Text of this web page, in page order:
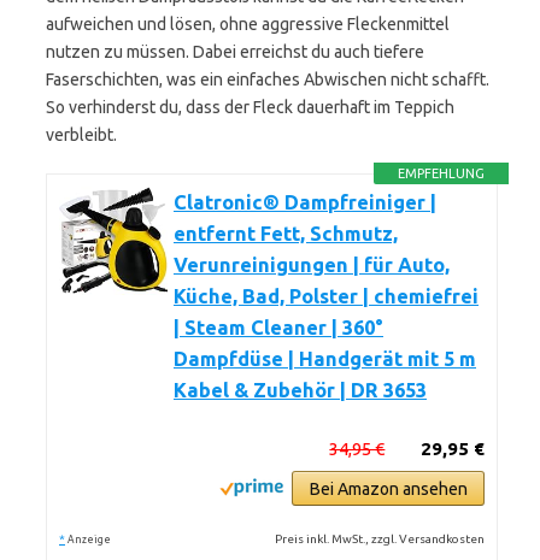
aufweichen und lösen, ohne aggressive Fleckenmittel
nutzen zu müssen. Dabei erreichst du auch tiefere
Faserschichten, was ein einfaches Abwischen nicht schafft.
So verhinderst du, dass der Fleck dauerhaft im Teppich
verbleibt.
EMPFEHLUNG
Clatronic® Dampfreiniger |
entfernt Fett, Schmutz,
Verunreinigungen | für Auto,
Küche, Bad, Polster | chemiefrei
| Steam Cleaner | 360°
Dampfdüse | Handgerät mit 5 m
Kabel & Zubehör | DR 3653
29,95 €
34,95 €
Bei Amazon ansehen
* Anzeige Preis inkl. MwSt., zzgl. Versandkosten